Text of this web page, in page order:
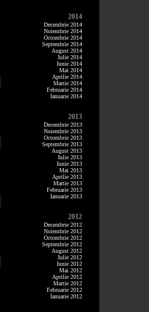
2014
Decembrie 2014
Noiembrie 2014
Octombrie 2014
Septembrie 2014
August 2014
Iulie 2014
Iunie 2014
Mai 2014
Aprilie 2014
Martie 2014
Februarie 2014
Ianuarie 2014
2013
Decembrie 2013
Noiembrie 2013
Octombrie 2013
Septembrie 2013
August 2013
Iulie 2013
Iunie 2013
Mai 2013
Aprilie 2013
Martie 2013
Februarie 2013
Ianuarie 2013
2012
Decembrie 2012
Noiembrie 2012
Octombrie 2012
Septembrie 2012
August 2012
Iulie 2012
Iunie 2012
Mai 2012
Aprilie 2012
Martie 2012
Februarie 2012
Ianuarie 2012